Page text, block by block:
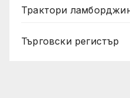
Трактори
Търговски регистър